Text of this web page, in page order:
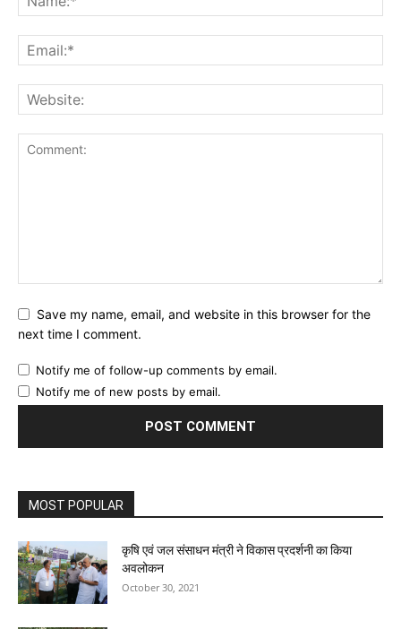
Save my name, email, and website in this browser for the
next time I comment.
Notify me of follow-up comments by email.
Notify me of new posts by email.
MOST POPULAR
कृषि एवं जल संसाधन मंत्री ने विकास प्रदर्शनी का किया
अवलोकन
October 30, 2021